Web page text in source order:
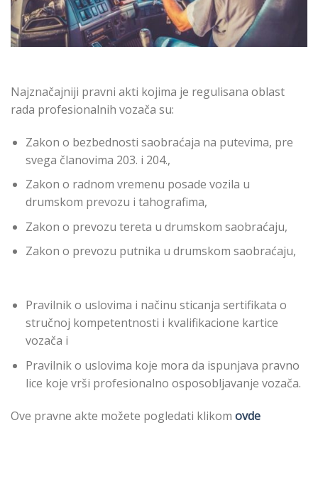
Najznačajniji pravni akti kojima je regulisana oblast
rada profesionalnih vozača su:
Zakon o bezbednosti saobraćaja na putevima, pre
svega članovima 203. i 204.,
Zakon o radnom vremenu posade vozila u
drumskom prevozu i tahografima,
Zakon o prevozu tereta u drumskom saobraćaju,
Zakon o prevozu putnika u drumskom saobraćaju,
Pravilnik o uslovima i načinu sticanja sertifikata o
stručnoj kompetentnosti i kvalifikacione kartice
vozača i
Pravilnik o uslovima koje mora da ispunjava pravno
lice koje vrši profesionalno osposobljavanje vozača.
Ove pravne akte možete pogledati klikom ovde